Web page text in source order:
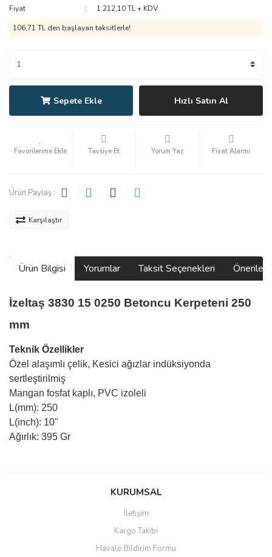
Fiyat
1.212,10 TL + KDV
106,71 TL den başlayan taksitlerle!
Sepete Ekle Hızlı Satın Al
Tavsiye Et Yorum Yaz Fiyat Alarmı
Ürün Paylaş :
Karşılaştır
Ürün Bilgisi Yorumlar Taksit Seçenekleri
İzeltaş 3830 15 0250 Betoncu Kerpeteni 250
mm
Teknik Özellikler
Özel alaşımlı çelik, Kesici ağızlar indüksiyonda
sertleştirilmiş
Mangan fosfat kaplı, PVC izoleli
L(mm): 250
L(inch): 10"
Ağırlık: 395 Gr
Bu ürüne ilk yorumu siz yapın!
Ürün resmi kalitesiz, bozuk veya görüntülenemiyor.
Ürün açıklamasında eksik bilgiler bulunuyor.
KURUMSAL
İletişim
Kargo Takibi
Havale Bildirim Formu